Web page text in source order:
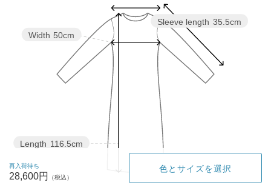
Sleeve length 35.5cm
Length 116.5cm
Width 50cm
再入荷待ち
28,600円
色とサイズを選択